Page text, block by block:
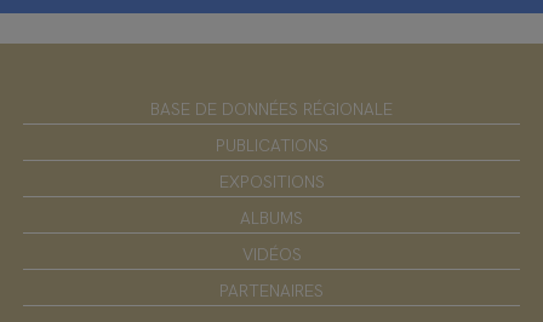
BASE DE DONNÉES RÉGIONALE
PUBLICATIONS
EXPOSITIONS
ALBUMS
VIDÉOS
PARTENAIRES